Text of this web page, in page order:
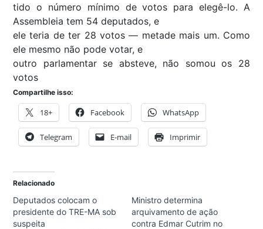
tido o número mínimo de votos para elegê-lo. A
Assembleia tem 54 deputados, e
ele teria de ter 28 votos — metade mais um. Como
ele mesmo não pode votar, e
outro parlamentar se absteve, não somou os 28
votos
Compartilhe isso:
18+ Facebook WhatsApp
Telegram E-mail Imprimir
Relacionado
Deputados colocam o
presidente do TRE-MA sob
suspeita
Ministro determina
arquivamento de ação
contra Edmar Cutrim no